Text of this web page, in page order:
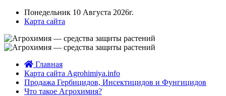
Понедельник 10 Августа 2026г.
Карта сайта
Главная
Карта сайта Agrohimiya.info
Продажа Гербицидов, Инсектицидов и Фунгицидов
Что такое Агрохимия?